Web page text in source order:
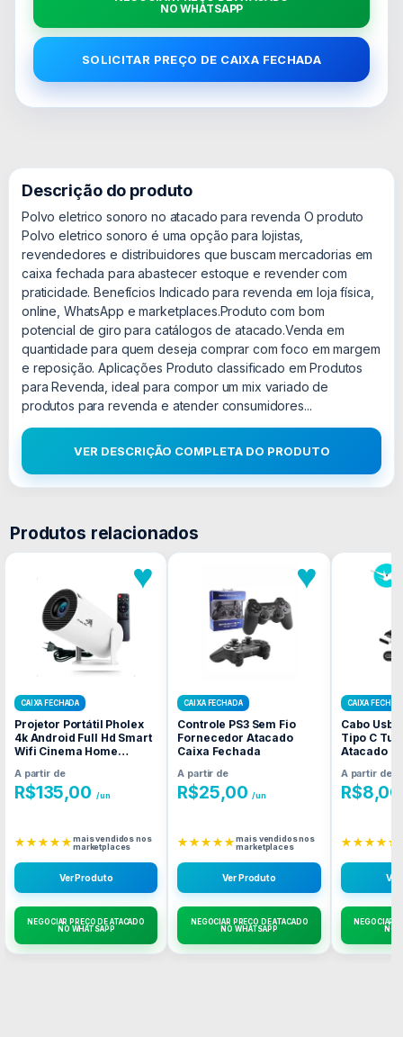
NO WHATSAPP
SOLICITAR PREÇO DE CAIXA FECHADA
Descrição do produto
Polvo eletrico sonoro no atacado para revenda O produto
Polvo eletrico sonoro é uma opção para lojistas,
revendedores e distribuidores que buscam mercadorias em
caixa fechada para abastecer estoque e revender com
praticidade. Benefícios Indicado para revenda em loja física,
online, WhatsApp e marketplaces.Produto com bom
potencial de giro para catálogos de atacado.Venda em
quantidade para quem deseja comprar com foco em margem
e reposição. Aplicações Produto classificado em Produtos
para Revenda, ideal para compor um mix variado de
produtos para revenda e atender consumidores...
VER DESCRIÇÃO COMPLETA DO PRODUTO
Produtos relacionados
♥
CAIXA FECHADA
Projetor Portátil Pholex
4k Android Full Hd Smart
Wifi Cinema Home
Caixa Fechada
A partir de
R$135,00 /un
★★★★★mais vendidos nos
marketplaces
Ver Produto
NEGOCIAR PREÇO DE ATACADO
NO WHATSAPP
♥
CAIXA FECHADA
Controle PS3 Sem Fio
Fornecedor Atacado
Caixa Fechada
A partir de
R$25,00 /un
★★★★★mais vendidos nos
marketplaces
Ver Produto
NEGOCIAR PREÇO DE ATACADO
NO WHATSAPP
CAIXA
Cabo Usb
Tipo C
Atacado
A partir de
R$8,00
★★★★★
NEGOCIAR
NO